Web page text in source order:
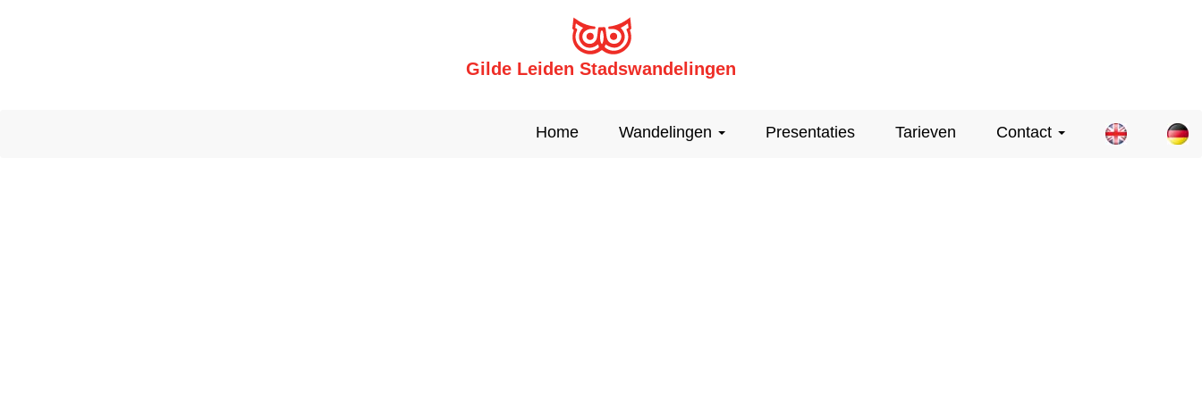
Gilde Leiden Stadswandelingen
Home Wandelingen Presentaties Tarieven Contact